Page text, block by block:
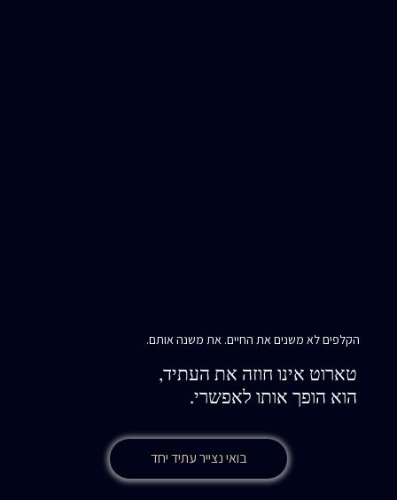
הקלפים לא משנים את החיים. את משנה אותם.
טארוט אינו חוזה את העתיד,
הוא הופך אותו לאפשרי.
בואי נצייר עתיד יחד